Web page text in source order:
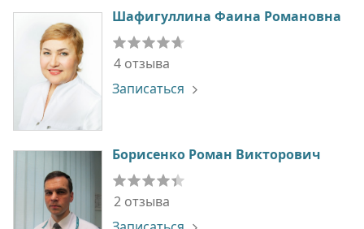
Шафигуллина Фаина Романовна
4 отзыва
Записаться
Борисенко Роман Викторович
2 отзыва